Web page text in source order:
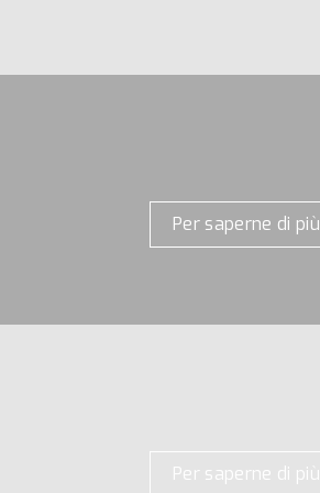
Per saperne di più
Per saperne di più